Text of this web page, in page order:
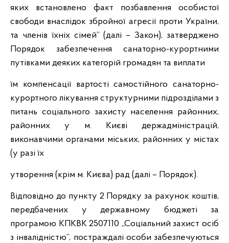
яких встановлено факт позбавлення особистої
свободи внаслідок збройної агресії проти України,
та членів їхніх сімей” (далі – Закон), затверджено
Порядок забезпечення санаторно-курортними
путівками деяких категорій громадян та виплати
їм компенсації вартості самостійного санаторно-
курортного лікування структурними підрозділами з
питань соціального захисту населення районних,
районних у м. Києві держадміністрацій,
виконавчими органами міських, районних у містах
(у разі їх
утворення (крім м. Києва) рад (далі – Порядок).
Відповідно до пункту 2 Порядку за рахунок коштів,
передбачених у державному бюджеті за
програмою КПКВК 2507110 „Соціальний захист осіб
з інвалідністю”, постраждалі особи забезпечуються